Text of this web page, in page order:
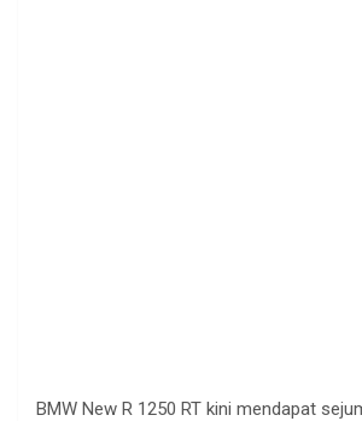
BMW New R 1250 RT kini mendapat